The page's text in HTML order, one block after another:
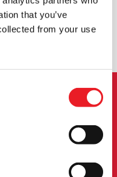
that you’ve
from your use
ANFRAGEN